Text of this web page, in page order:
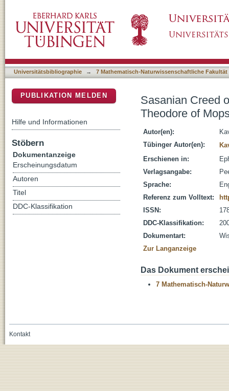
Contra Magos
Universitätsbibliographie → 7 Mathematisch-Naturwissenschaftliche Fakultät
Sasanian Creed
Theodore of
Autor(en):
Tübinger Autor(en):
Erschienen in:
Verlagsangabe:
Sprache:
Referenz zum Volltext:
ISSN:
DDC-Klassifikation:
Dokumentart:
Zur Langanzeige
Das Dokument
7 Mathematisch-
PUBLIKATION MELDEN
Hilfe und Informationen
Stöbern
Dokumentanzeige
Erscheinungsdatum
Autoren
Titel
DDC-Klassifikation
Kontakt